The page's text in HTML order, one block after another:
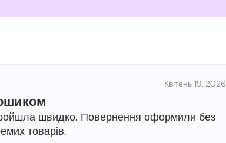
Квітень 19, 2026
швидко. Повернення оформили без